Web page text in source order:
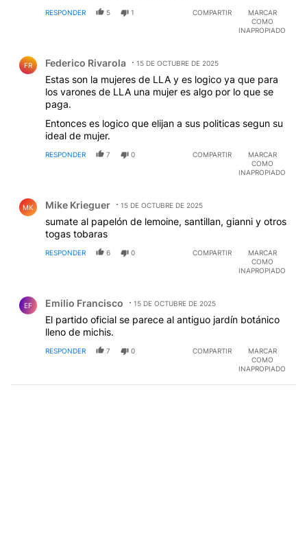
RESPONDER 5 1 COMPARTIR
MARCAR
COMO
INAPROPIADO
FR Federico Rivarola 15 DE OCTUBRE DE 2025
Estas son la mujeres de LLA y es logico ya que para
los varones de LLA una mujer es algo por lo que se
paga.
Entonces es logico que elijan a sus politicas segun su
ideal de mujer.
RESPONDER 7 0 COMPARTIR
MARCAR
COMO
INAPROPIADO
MK Mike Krieguer 15 DE OCTUBRE DE 2025
sumate al papelón de lemoine, santillan, gianni y otros
togas tobaras
RESPONDER 6 0 COMPARTIR
MARCAR
COMO
INAPROPIADO
EF Emilio Francisco 15 DE OCTUBRE DE 2025
El partido oficial se parece al antiguo jardín botánico
lleno de michis.
RESPONDER 7 0 COMPARTIR
MARCAR
COMO
INAPROPIADO